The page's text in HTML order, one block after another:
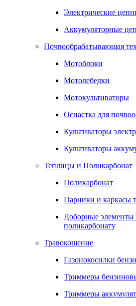
Электрические
Аккумуляторные
Почвообрабатывающая
Мотоблоки
Мотолебедки
Мотокультиваторы
Оснастка для
Культиваторы
Культиваторы
Теплицы и Поликарбонат
Поликарбонат
Парники и каркасы
Доборные элементы
поликарбонату
Травокошение
Газонокосилки
Триммеры
Триммеры